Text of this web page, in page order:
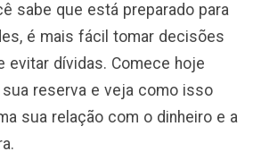
sabe que está preparado para
é mais fácil tomar decisões
evitar dívidas. Comece hoje
reserva e veja como isso
sua relação com o dinheiro e a